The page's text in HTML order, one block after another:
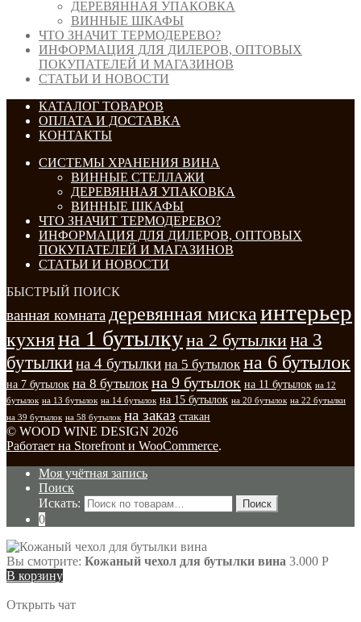
ДЕРЕВЯННАЯ УПАКОВКА
ВИННЫЕ ШКАФЫ
ЧТО ЗНАЧИТ ТЕРМОДЕРЕВО?
ИНФОРМАЦИЯ ДЛЯ ДИЛЕРОВ, ОПТОВЫХ
ПОКУПАТЕЛЕЙ И МАГАЗИНОВ
СТАТЬИ И НОВОСТИ
КАТАЛОГ ТОВАРОВ
ОПЛАТА И ДОСТАВКА
КОНТАКТЫ
СИСТЕМЫ ХРАНЕНИЯ ВИНА
ВИННЫЕ СТЕЛЛАЖИ
ДЕРЕВЯННАЯ УПАКОВКА
ВИННЫЕ ШКАФЫ
ЧТО ЗНАЧИТ ТЕРМОДЕРЕВО?
ИНФОРМАЦИЯ ДЛЯ ДИЛЕРОВ, ОПТОВЫХ
ПОКУПАТЕЛЕЙ И МАГАЗИНОВ
СТАТЬИ И НОВОСТИ
БЫСТРЫЙ ПОИСК
ванная комната деревянная миска интерьер
кухняна 1 бутылкуна 2 бутылкина 3
бутылкина 4 бутылки на 5 бутылок на 6 бутылок
на 7 бутылок на 8 бутылок на 9 бутылок на 11 бутылок на 12
бутылок на 13 бутылок на 14 бутылок на 15 бутылок на 20 бутылок на 22 бутылки
на 39 бутылок на 58 бутылок на заказ стакан
© WOOD WINE DESIGN 2026
Работает на Storefront и WooCommerce.
Моя учётная запись
Поиск
Искать:
Поиск
0
Вы смотрите: Кожаный чехол для бутылки вина 3.000 Р
В корзину
Открыть чат